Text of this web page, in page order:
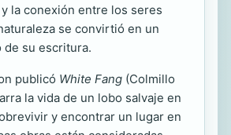
la conexión entre los seres
se convirtió en un
su escritura.
publicó White Fang (Colmillo
la vida de un lobo salvaje en
y encontrar un lugar en